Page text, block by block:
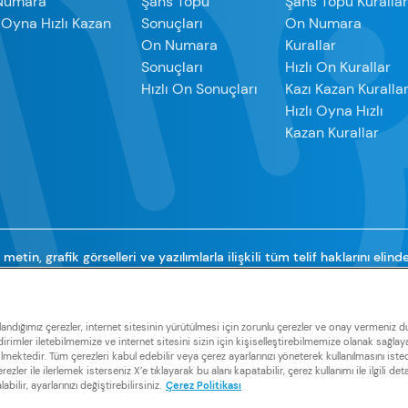
Oyna Hızlı Kazan
Sonuçları
On Numara
Sonuçları
Hızlı On Sonuçları
On Numara
Kurallar
Hızlı On Kurallar
Kazı Kazan
Hızlı Oyna Hızlı
Kazan Kurallar
grafik görselleri ve yazılımlarla ilişkili tüm telif haklarını
çerezler, internet sitesinin yürütülmesi için zorunlu çerezler ve onay vermeniz
iletebilmemize ve internet sitesini sizin için kişiselleştirebilmemize olanak
Tüm çerezleri kabul edebilir veya çerez ayarlarınızı yöneterek kullanılmasını
ile ilerlemek isterseniz X’e tıklayarak bu alanı kapatabilir, çerez kullanımı ile ilgili
ayarlarınızı değiştirebilirsiniz. Çerez Politikası